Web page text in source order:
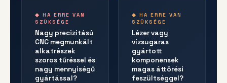
◆ HA ERRE VAN
SZÜKSÉGE
Nagy precizitású
CNC megmunkált
alkatrészek
szoros tűréssel és
nagy mennyiségű
gyártással?
◆ HA ERRE VAN
SZÜKSÉGE
Lézer vagy
vízsugaras
gyártott
komponensek
magas áttörési
feszültséggel?